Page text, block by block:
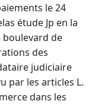
le 24
étude Jp en la
boulevard de
des
judiciaire
par les articles L.
dans les